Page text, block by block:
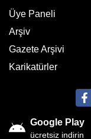
Üye Paneli
Arşiv
Gazete Arşivi
Karikatürler
Google Play
ücretsiz indirin